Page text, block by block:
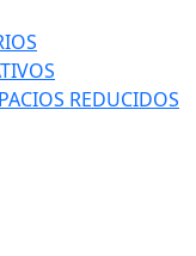
REDUCIDOS